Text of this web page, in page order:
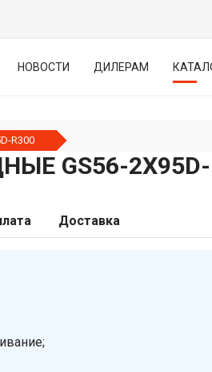
НОВОСТИ ДИЛЕРАМ
R300
GS56-2Х95D-
Доставка